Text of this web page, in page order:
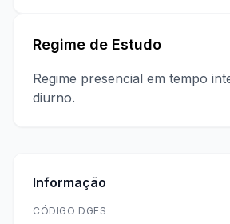
Regime de Estudo
Regime presencial em tempo
diurno.
Informação
CÓDIGO DGES